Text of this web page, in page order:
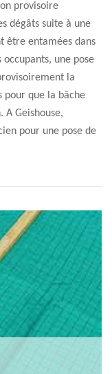
provisoire
dégâts suite à une
être entamées dans
une pose
la
pour que la bâche
A Geishouse,
pour une pose de